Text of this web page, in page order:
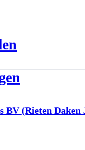
BV (Rieten Daken